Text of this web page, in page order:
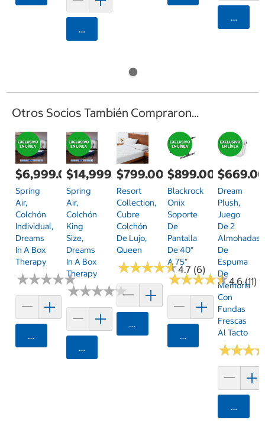
Agregar
Otros Socios También Compraron...
$6,999.00
Spring
Air,
Colchón
Individual,
Dreams
In A Box
Therapy
★★★★★
★★★★★
Agregar
$14,999.00
Spring
Air,
Colchón
King
Size,
Dreams
In A Box
Therapy
★★★★★
★★★★★
Agregar
$799.00
Resort
Collection,
Cubre
Colchón
De Lujo,
Queen
★★★★★
★★★★★4.7 (6)
Agregar
$899.00
Blackrock
Onix
Soporte
De
Pantalla
De 40"
A 75"
★★★★★
★★★★★4.6 (11)
Agregar
Dream
Plush,
Juego
De 2
Almohadas
De
Espuma
De
Memoria
Con
Fundas
Frescas
Al Tacto
★★★
★★★